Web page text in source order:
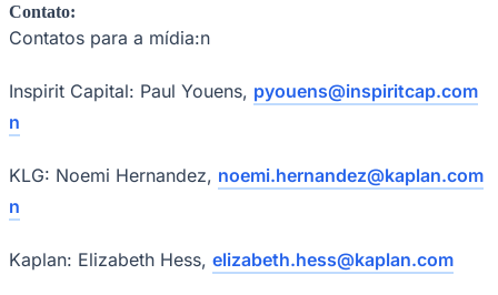
Contato:
Contatos para a mídia:n
Inspirit Capital: Paul Youens, pyouens@inspiritcap.com
n
KLG: Noemi Hernandez, noemi.hernandez@kaplan.com
n
Kaplan: Elizabeth Hess, elizabeth.hess@kaplan.com